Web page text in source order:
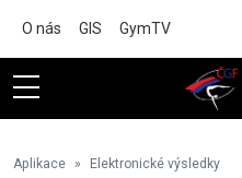
O nás GIS GymTV
Aplikace Elektronické výsledky